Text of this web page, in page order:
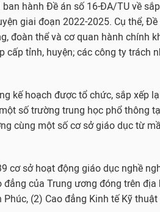
hành Đề án số 16-ĐA/TU về
giai đoạn 2022-2025. Cụ thể,
đoàn thể và cơ quan hành chính
cấp tỉnh, huyện; các công ty trách
kế hoạch được tổ chức, sắp xếp
số trường trung học phổ thông
cùng một số cơ sở giáo dục từ
cơ sở hoạt động giáo dục nghề
của Trung ương đóng trên địa
(2) Cao đẳng Kinh tế Kỹ